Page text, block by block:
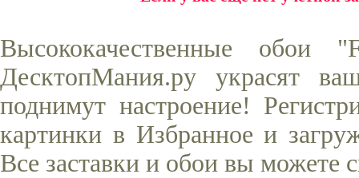
Высококачественные
ДесктопМания.ру украсят
поднимут настроение!
картинки в Избранное и
Все заставки и обои вы можете